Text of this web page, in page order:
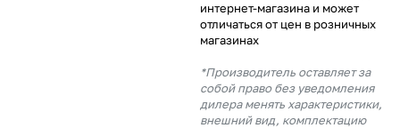
интернет-магазина и может
отличаться от цен в розничных
магазинах
*Производитель оставляет за
собой право без уведомления
дилера менять характеристики,
внешний вид, комплектацию
% будут
с вашей карты